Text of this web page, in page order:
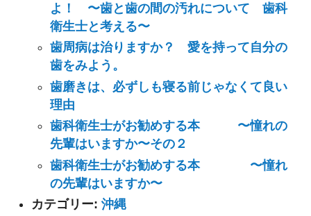
よ！ 〜歯と歯の間の汚れについて 歯科
衛生士と考える〜
歯周病は治りますか？ 愛を持って自分の
歯をみよう。
歯磨きは、必ずしも寝る前じゃなくて良い
理由
歯科衛生士がお勧めする本 〜憧れの
先輩はいますか〜その２
歯科衛生士がお勧めする本 〜憧れ
の先輩はいますか〜
カテゴリー: 沖縄